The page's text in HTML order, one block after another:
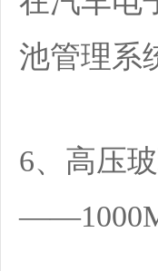
池管理系
6、高压